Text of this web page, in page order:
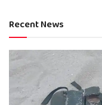
Recent News